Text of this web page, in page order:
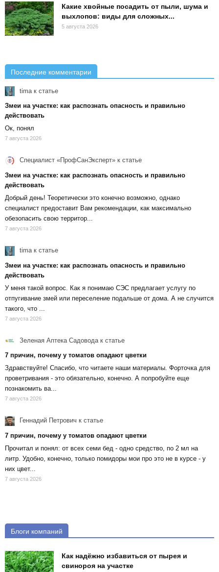
Какие хвойные посадить от пыли, шума и
выхлопов: виды для сложных...
5 августа 2026
Последние комментарии
tima к статье
Змеи на участке: как распознать опасность и правильно
действовать
Ок, понял
7 августа 2026
Специалист «ПрофСанЭксперт» к статье
Змеи на участке: как распознать опасность и правильно
действовать
Добрый день! Теоретически это конечно возможно, однако
специалист предоставит Вам рекомендации, как максимально
обезопасить свою территор...
7 августа 2026
timaк статье
Змеи на участке: как распознать опасность и правильно
действовать
У меня такой вопрос. Как я понимаю СЭС предлагает услугу по
отпугивание змей или переселение подальше от дома. А не случится
такого, что ...
7 августа 2026
Зеленая Аптека Садовода к статье
7 причин, почему у томатов опадают цветки
Здравствуйте! Спасибо, что читаете наши материалы. Форточка для
проветривания - это обязательно, конечно. А попробуйте еще
познакомить ва...
7 августа 2026
Геннадий Петрович к статье
7 причин, почему у томатов опадают цветки
Прочитал и понял: от всех семи бед - одно средство, по 2 мл на
литр. Удобно, конечно, только помидоры мои про это не в курсе - у
них цвет...
7 августа 2026
Блоги компаний
Как надёжно избавиться от пырея и
свинороя на участке